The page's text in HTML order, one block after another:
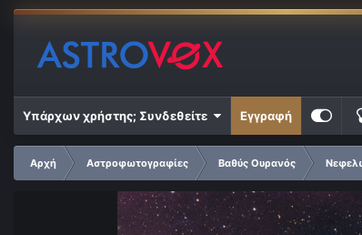
Υπάρχων χρήστης; Συνδεθείτε Εγγραφή
Αρχή Αστροφωτογραφίες Βαθύς Ουρανός